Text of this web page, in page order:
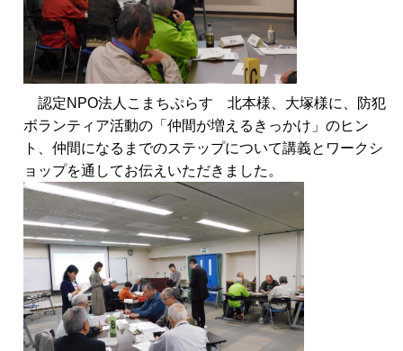
認定NPO法人こまちぷらす 北本様、大塚様に、防犯
ボランティア活動の「仲間が増えるきっかけ」のヒン
ト、仲間になるまでのステップについて講義とワークシ
ョップを通してお伝えいただきました。